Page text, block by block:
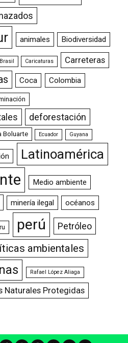
animales Biodiversidad
Brasil Caricaturas Carreteras
Coca Colombia
deforestación
Boluarte Ecuador Guyana
Latinoamérica
Medio ambiente
minería ilegal océanos
perú Petróleo
ambientales
Rafael López Aliaga
Naturales Protegidas